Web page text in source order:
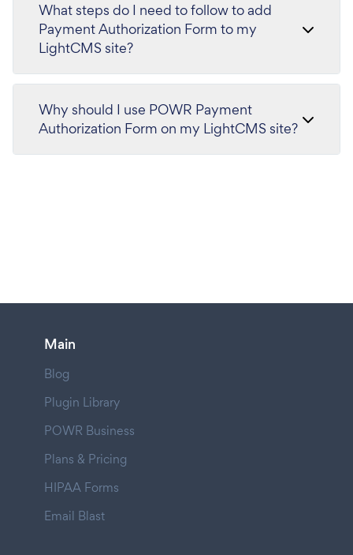
What steps do I need to follow to add
Payment Authorization Form to my
LightCMS site?
Why should I use POWR Payment
Authorization Form on my LightCMS site?
Main
Blog
Plugin Library
POWR Business
Plans & Pricing
HIPAA Forms
Email Blast